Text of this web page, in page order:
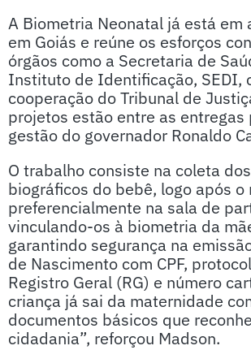
A Biometria Neonatal já está em
em Goiás e reúne os esforços
órgãos como a Secretaria de
Instituto de Identificação, SEDI,
cooperação do Tribunal de
projetos estão entre as
gestão do governador Ronaldo
O trabalho consiste na coleta
biográficos do bebê, logo após o
preferencialmente na sala de
vinculando-os à biometria da
garantindo segurança na
de Nascimento com CPF,
Registro Geral (RG) e número
criança já sai da maternidade
documentos básicos que
cidadania”, reforçou Madson.